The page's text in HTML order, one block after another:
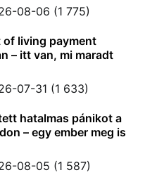
08-06 (1 775)
of living payment
– itt van, mi maradt
07-31 (1 633)
hatalmas pánikot a
– egy ember meg is
08-05 (1 587)